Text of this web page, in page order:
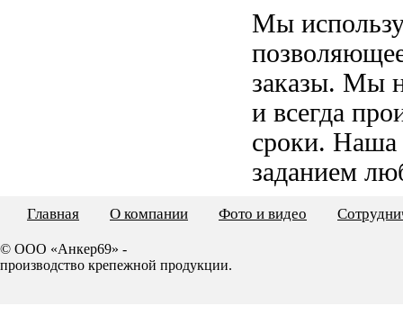
Мы
заказы. Мы
и всегда
сроки. Наша
заданием
Главная О компании Фото и видео
© ООО «Анкер69» -
производство крепежной продукции.